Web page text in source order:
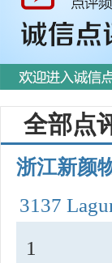
全部点
浙江新颜
3137
1